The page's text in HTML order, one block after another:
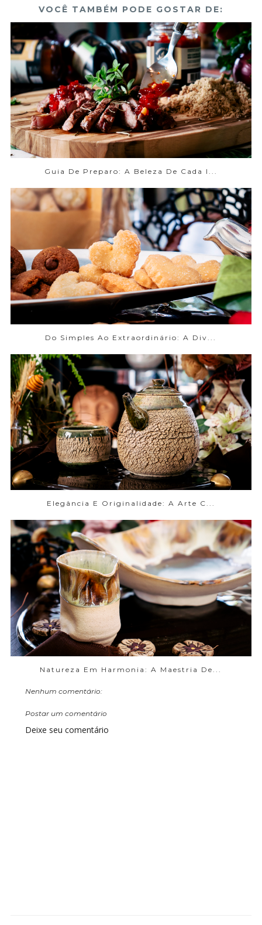
VOCÊ TAMBÉM PODE GOSTAR DE:
Guia De Preparo: A Beleza De Cada I...
Do Simples Ao Extraordinário: A Div...
Elegância E Originalidade: A Arte C...
Natureza Em Harmonia: A Maestria De...
Nenhum comentário:
Postar um comentário
Deixe seu comentário